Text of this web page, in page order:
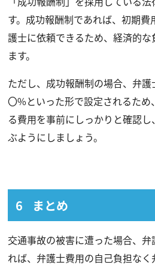
す。成功報酬制であれば、初期
護士に依頼できるため、経済的
ます。
ただし、成功報酬制の場合、弁
〇%といった形で設定されるた
る費用を事前にしっかりと確認
ぶようにしましょう。
まとめ
交通事故の被害に遭った場合、
れば、弁護士費用の自己負担な